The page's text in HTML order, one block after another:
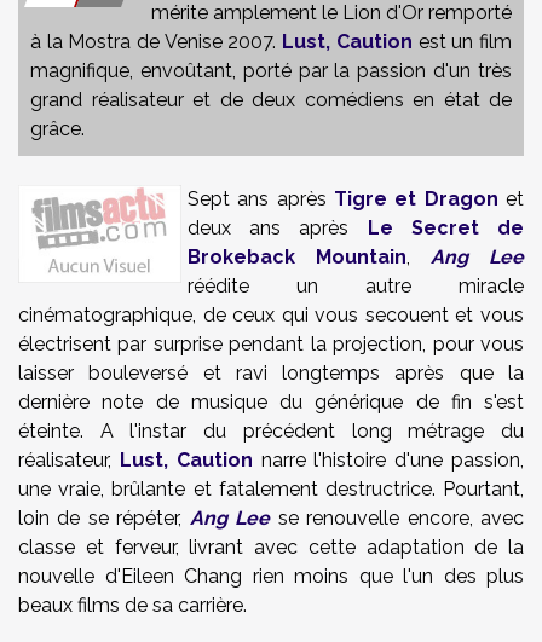
mérite amplement le Lion d'Or remporté
à la Mostra de Venise 2007. Lust, Caution est un film
magnifique, envoûtant, porté par la passion d'un très
grand réalisateur et de deux comédiens en état de
grâce.
Sept ans après Tigre et Dragon et
deux ans après Le Secret de
Brokeback Mountain, Ang Lee
réédite un autre miracle
cinématographique, de ceux qui vous secouent et vous
électrisent par surprise pendant la projection, pour vous
laisser bouleversé et ravi longtemps après que la
dernière note de musique du générique de fin s'est
éteinte. A l'instar du précédent long métrage du
réalisateur, Lust, Caution narre l'histoire d'une passion,
une vraie, brûlante et fatalement destructrice. Pourtant,
loin de se répéter, Ang Leese renouvelle encore, avec
classe et ferveur, livrant avec cette adaptation de la
nouvelle d'Eileen Chang rien moins que l'un des plus
beaux films de sa carrière.